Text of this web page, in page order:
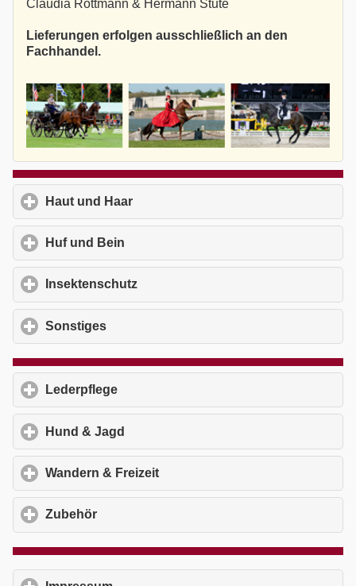
Claudia Rottmann & Hermann Stute
Lieferungen erfolgen ausschließlich an den
Fachhandel.
Haut und Haar
Huf und Bein
Insektenschutz
Sonstiges
Lederpflege
Hund & Jagd
Wandern & Freizeit
Zubehör